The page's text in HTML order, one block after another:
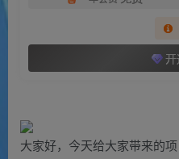
开
大家好，今天给大家带来的